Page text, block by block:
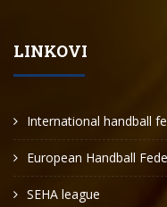
LINKOVI
International handball
European Handball
SEHA league